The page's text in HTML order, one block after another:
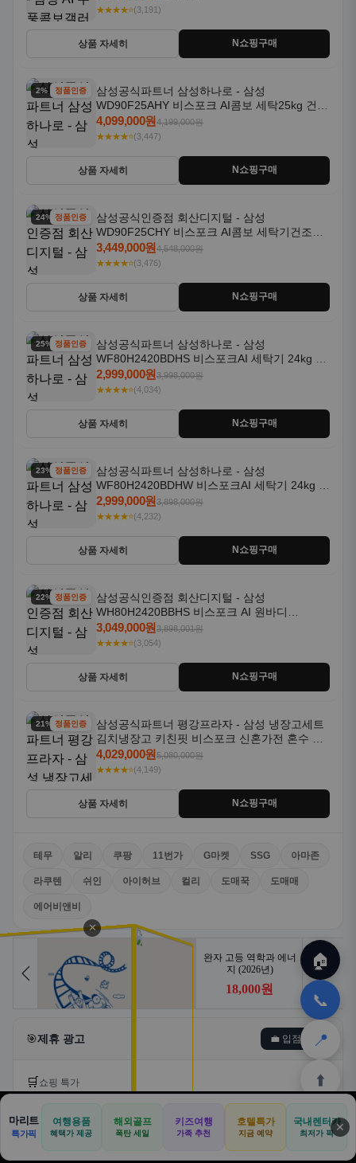
★★★★⭐(3,191)
상품 자세히 N쇼핑구매
2% 할인정품인증
삼성공식파트너 삼성하나로 - 삼성
WD90F25AHY 비스포크 AI콤보 세탁25kg 건조
18kg 자동문열림 1등급
4,099,000원4,199,000원
★★★★⭐(3,447)
상품 자세히 N쇼핑구매
24% 할인정품인증
삼성공식인증점 회산디지털 - 삼성
WD90F25CHY 비스포크 AI콤보 세탁기건조기
일체형 25kg+18kg 1등급
3,449,000원4,548,000원
★★★★⭐(3,476)
상품 자세히 N쇼핑구매
25% 할인정품인증
삼성공식파트너 삼성하나로 - 삼성
WF80H2420BDHS 비스포크AI 세탁기 24kg 건
조기 20kg 세제자동투입
2,999,000원3,998,000원
★★★★⭐(4,034)
상품 자세히 N쇼핑구매
23% 할인정품인증
삼성공식파트너 삼성하나로 - 삼성
WF80H2420BDHW 비스포크AI 세탁기 24kg 건
조기 20kg 세제자동투입
2,999,000원3,898,000원
★★★★⭐(4,232)
상품 자세히 N쇼핑구매
22% 할인정품인증
삼성공식인증점 회산디지털 - 삼성
WH80H2420BBHS 비스포크 AI 원바디
24kg+20kg 세제자동투입 1등급
3,049,000원3,898,001원
★★★★⭐(3,054)
상품 자세히 N쇼핑구매
21% 할인정품인증
삼성공식파트너 평강프라자 - 삼성 냉장고세트
김치냉장고 키친핏 비스포크 신혼가전 혼수 입
주가전 빌트인 화이트
4,029,000원5,080,000원
★★★★⭐(4,149)
상품 자세히 N쇼핑구매
테무 알리 쿠팡 11번가 G마켓 SSG 아마존
라쿠텐 쉬인 아이허브 컬리 도매꾹 도매매
에어비앤비
🎯제휴 광고 💼 입점문의
🛒 쇼핑 특가
🛒 📦 🎁
🏠
✈️
공항
⛳
📋
🛒
쿠팡
🎁
테무
🏠
📞
📍
⬆️
🏠 📝
견적
🚐
기사등록
🛒
아마존
✕
마리트
특가픽
여행용품
혜택가 제공
해외골프
폭탄 세일
키즈여행
가족 추천
호텔특가
지금 예약
국내렌터카
최저가 픽 ✕